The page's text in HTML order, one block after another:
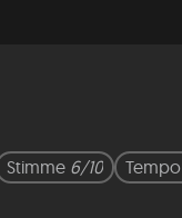
Stimme 6/10 Tempo